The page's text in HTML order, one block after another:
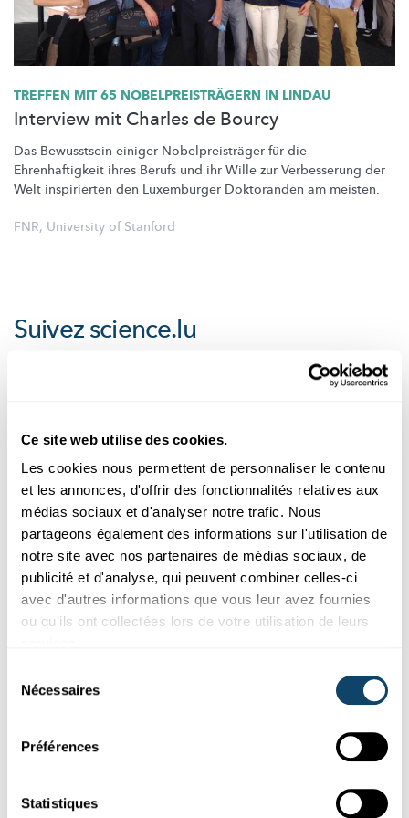
Ce site web utilise des cookies.
Les cookies nous permettent de personnaliser le contenu
et les annonces, d'offrir des fonctionnalités relatives aux
médias sociaux et d'analyser notre trafic. Nous
partageons également des informations sur l'utilisation de
notre site avec nos partenaires de médias sociaux, de
publicité et d'analyse, qui peuvent combiner celles-ci
avec d'autres informations que vous leur avez fournies
ou qu'ils ont collectées lors de votre utilisation de leurs
Nécessaires
Préférences
Statistiques
TREFFEN MIT 65 NOBELPREISTRÄGERN IN LINDAU
Interview mit Charles de Bourcy
Das Bewusstsein einiger Nobelpreisträger für die
Ehrenhaftigkeit ihres Berufs und ihr Wille zur Verbesserung der
Welt inspirierten den Luxemburger Doktoranden am meisten.
FNR, University of Stanford
Suivezscience.lu
Pour les voir, veuillez changer vos
préférences.
CHANGER MES PRÉFÉRENCES
chaîne Youtube
la recherche au Luxembourg